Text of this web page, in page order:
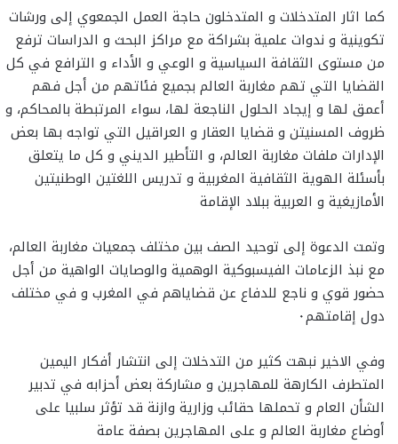
كما اثار المتدخلات و المتدخلون حاجة العمل الجمعوي إلى ورشات
تكوينية و ندوات علمية بشراكة مع مراكز البحث و الدراسات ترفع
من مستوى الثقافة السياسية و الوعي و الأداء و الترافع في كل
القضايا التي تهم مغاربة العالم بجميع فئاتهم من أجل فهم
أعمق لها و إيجاد الحلول الناجعة لها، سواء المرتبطة بالمحاكم، و
ظروف المسنيتن و قضايا العقار و العراقيل التي تواجه بها بعض
الإدارات ملفات مغاربة العالم، و التأطير الديني و كل ما يتعلق
بأسئلة الهوية الثقافية المغربية و تدريس اللغتين الوطنيتين
الأمازيغية و العربية ببلاد الإقامة
وتمت الدعوة إلى توحيد الصف بين مختلف جمعيات مغاربة العالم،
مع نبذ الزعامات الفيسبوكية الوهمية والوصايات الواهية من أجل
حضور قوي و ناجع للدفاع عن قضاياهم في المغرب و في مختلف
دول إقامتهم٠
وفي الاخير نبهت كثير من التدخلات إلى انتشار أفكار اليمين
المتطرف الكارهة للمهاجرين و مشاركة بعض أحزابه في تدبير
الشأن العام و تحملها حقائب وزارية وازنة قد تؤثر سلبيا على
أوضاع مغاربة العالم و على المهاجرين بصفة عامة